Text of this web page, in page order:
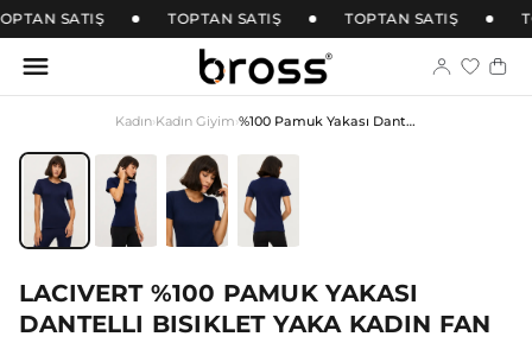
SATIŞ TOPTAN SATIŞ TOPTAN SATIŞ
Kadın›Kadın Giyim› %100 Pamuk Yakası Dantelli Bisiklet Yaka Kadın Fan
LACIVERT %100 PAMUK YAKASI
DANTELLI BISIKLET YAKA KADIN FAN